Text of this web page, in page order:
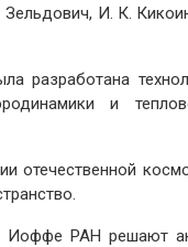
И. К.
и
отечественной
Иоффе РАН решают